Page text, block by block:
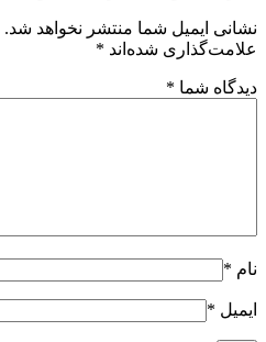
نشانی ایمیل شما منتشر نخواهد شد.
علامت‌گذاری شده‌اند *
دیدگاه شما *
نام *
ایمیل *